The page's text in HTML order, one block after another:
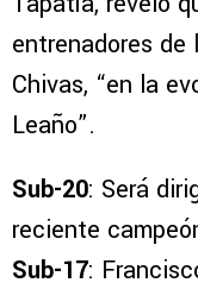
entrenadores de
Chivas, “en la
Leaño”.
Sub-20: Será
reciente
Sub-17: